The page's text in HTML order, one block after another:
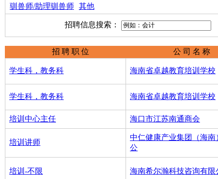
驯兽师/助理驯兽师 其他
招聘信息搜索：
招 聘 职 位 公 司 名 称
学生科，教务科 海南省卓越教育培训学校
学生科，教务科 海南省卓越教育培训学校
培训中心主任 海口市江苏南通商会
培训讲师
中仁健康产业集团（海南
公
培训-不限 海南希尔瀚科技咨询有限